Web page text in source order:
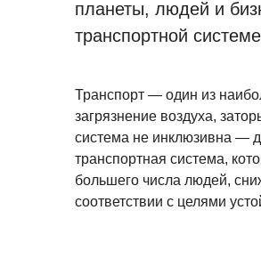
планеты, людей и
транспортной
Транспорт — один из
загрязнение воздуха,
система не инклюзивна —
транспортная система,
большего числа людей,
соответствии с целями